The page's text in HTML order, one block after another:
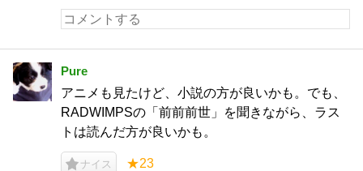
Pure
アニメも見たけど、小説の方が良いかも。でも、
RADWIMPSの「前前前世」を聞きながら、ラス
トは読んだ方が良いかも。
ナイス ★23